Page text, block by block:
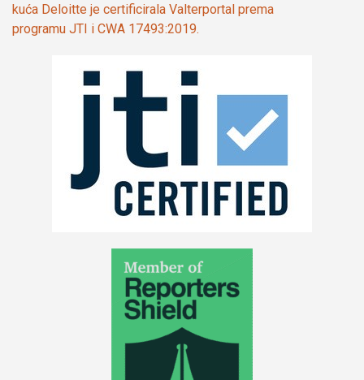
kuća Deloitte je certificirala Valterportal prema
programu JTI i CWA 17493:2019.